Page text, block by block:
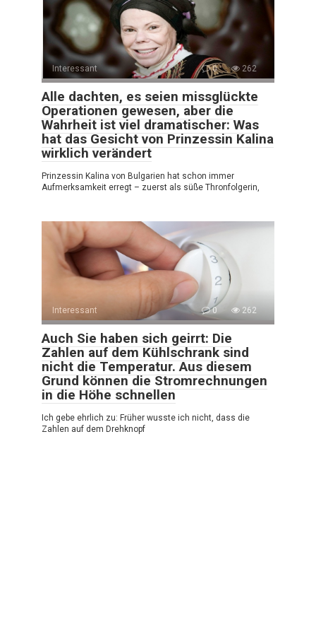
Interessant 0 262
Alle dachten, es seien missglückte
Operationen gewesen, aber die
Wahrheit ist viel dramatischer: Was
hat das Gesicht von Prinzessin Kalina
wirklich verändert
Prinzessin Kalina von Bulgarien hat schon immer
Aufmerksamkeit erregt – zuerst als süße Thronfolgerin,
Interessant 0 262
Auch Sie haben sich geirrt: Die
Zahlen auf dem Kühlschrank sind
nicht die Temperatur. Aus diesem
Grund können die Stromrechnungen
in die Höhe schnellen
Ich gebe ehrlich zu: Früher wusste ich nicht, dass die
Zahlen auf dem Drehknopf